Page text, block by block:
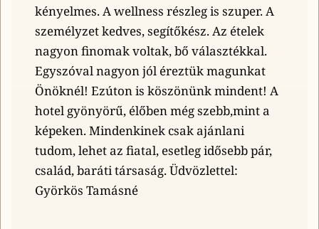
kényelmes. A wellness részleg is szuper. A
személyzet kedves, segítőkész. Az ételek
nagyon finomak voltak, bő választékkal.
Egyszóval nagyon jól éreztük magunkat
Önöknél! Ezúton is köszönünk mindent! A
hotel gyönyörű, élőben még szebb,mint a
képeken. Mindenkinek csak ajánlani
tudom, lehet az fiatal, esetleg idősebb pár,
család, baráti társaság. Üdvözlettel:
Györkös Tamásné